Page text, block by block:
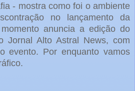
- mostra como foi o ambiente
no lançamento da
anuncia a edição do
Jornal Alto Astral News, com
evento. Por enquanto vamos